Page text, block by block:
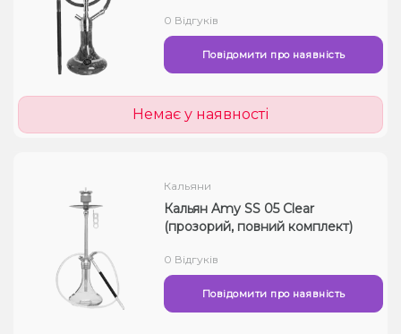
0 Відгуків
Повідомити про наявність
Немає у наявності
Кальяни
Кальян Amy SS 05 Clear
(прозорий, повний комплект)
0 Відгуків
Повідомити про наявність